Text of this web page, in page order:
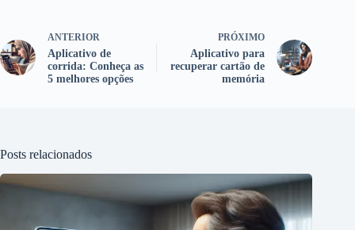
ANTERIOR
Aplicativo de
corrida: Conheça as
5 melhores opções
PRÓXIMO
Aplicativo para
recuperar cartão de
memória
Posts relacionados